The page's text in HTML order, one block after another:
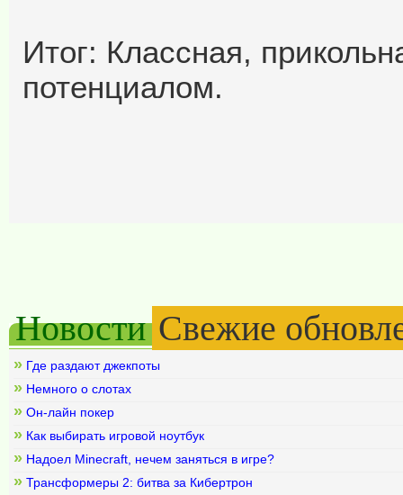
Итог: Классная,
потенциалом.
Новости Свежие
» Где раздают джекпоты
» Немного о слотах
» Он-лайн покер
» Как выбирать игровой ноутбук
» Надоел Minecraft, нечем заняться в игре?
» Трансформеры 2: битва за Кибертрон